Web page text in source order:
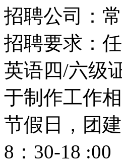
招聘公司：
招聘要求：
英语四/六级
于制作工作
节假日，团
8：30-18 :00